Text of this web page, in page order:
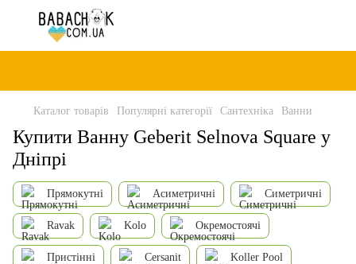
Каталог товарів Популярні категорії Сантехніка Ванни
Купити Ванну Geberit Selnova Square у
Дніпрі
Прямокутні Асиметричні Симетричні
Ravak Kolo Окремостоячі
Пристінні Cersanit Koller Pool